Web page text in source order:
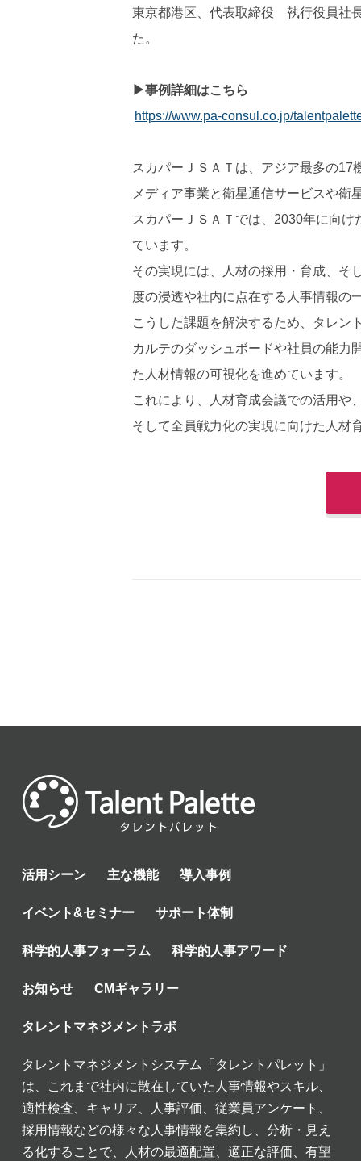
東京都港区、代表取締役 執行役員社
た。
▶事例詳細はこちら
https://www.pa-consul.co.jp/
スカパーＪＳＡＴは、アジア最多の
メディア事業と衛星通信サービスや衛
スカパーＪＳＡＴでは、2030年に向
ています。
その実現には、人材の採用・育成、そ
度の浸透や社内に点在する人事情報の
こうした課題を解決するため、タレン
カルテのダッシュボードや社員の能力
た人材情報の可視化を進めています。
これにより、人材育成会議での活用や
そして全員戦力化の実現に向けた人材
活用シーン 主な機能 導入事例
イベント&セミナー サポート体制
科学的人事フォーラム 科学的人事アワード
お知らせ CMギャラリー
タレントマネジメントラボ
タレントマネジメントシステム「タレントパレット」
は、これまで社内に散在していた人事情報やスキル、
適性検査、キャリア、人事評価、従業員アンケート、
採用情報などの様々な人事情報を集約し、分析・見え
る化することで、人材の最適配置、適正な評価、有望